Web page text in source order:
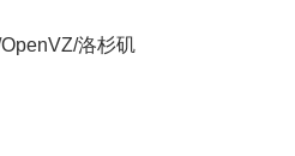
洛杉矶